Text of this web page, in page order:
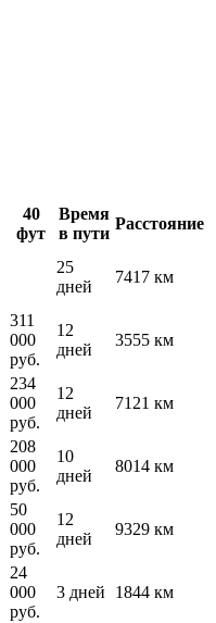
40
фут
Время
в пути
Расстояние
25
дней
7417 км
311
000
руб.
12
дней
3555 км
234
000
руб.
12
дней
7121 км
208
000
руб.
10
дней
8014 км
50
000
руб.
12
дней
9329 км
24
000
руб.
3 дней 1844 км